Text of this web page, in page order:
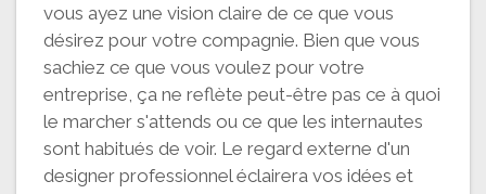
vous ayez une vision claire de ce que vous
désirez pour votre compagnie. Bien que vous
sachiez ce que vous voulez pour votre
entreprise, ça ne reflète peut-être pas ce à quoi
le marcher s'attends ou ce que les internautes
sont habitués de voir. Le regard externe d'un
designer professionnel éclairera vos idées et